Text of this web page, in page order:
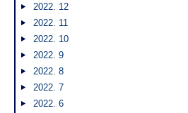
2022. 12
2022. 11
2022. 10
2022. 9
2022. 8
2022. 7
2022. 6